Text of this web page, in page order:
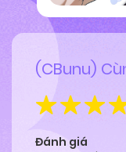
(CBunu)
Đánh giá